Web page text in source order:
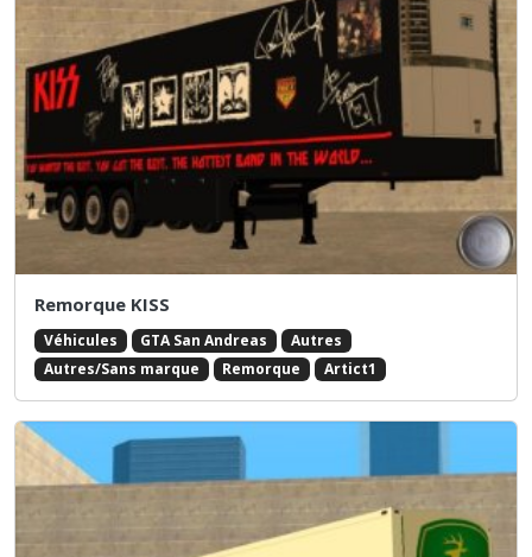
Remorque KISS
Véhicules GTA San Andreas
Autres
Autres/Sans marque
Remorque Artict1